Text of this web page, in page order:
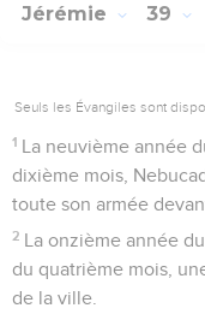
Jérémie 39
Seuls les Évangiles sont
1 La neuvième année
dixième mois,
toute son armée
2 La onzième année
du quatrième mois,
de la ville.